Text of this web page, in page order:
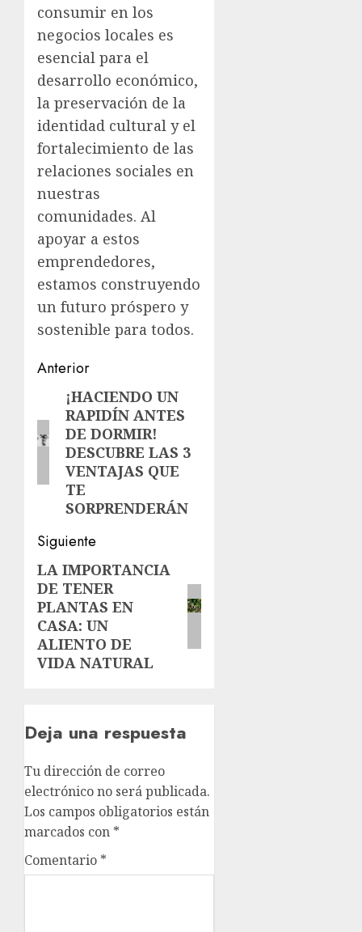
consumir en los
negocios locales es
esencial para el
desarrollo económico,
la preservación de la
identidad cultural y el
fortalecimiento de las
relaciones sociales en
nuestras
comunidades. Al
apoyar a estos
emprendedores,
estamos construyendo
un futuro próspero y
sostenible para todos.
Navegación
entradas
Anterior
Entrada
anterior:
¡HACIENDO UN
RAPIDÍN ANTES
DE DORMIR!
DESCUBRE LAS 3
VENTAJAS QUE
TE
SORPRENDERÁN
Siguiente
Siguiente
entrada:
LA IMPORTANCIA
DE TENER
PLANTAS EN
CASA: UN
ALIENTO DE
VIDA NATURAL
Deja una respuesta
Tu dirección de correo
electrónico no será publicada.
Los campos obligatorios están
marcados con *
Comentario *